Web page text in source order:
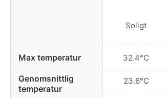
Max temperatur
Genomsnittlig
temperatur
Soligt
32.4°C
23.6°C